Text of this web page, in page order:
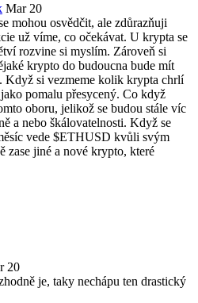
Mar 20
mohou osvědčit, ale zdůrazňuji
už víme, co očekávat. U krypta se
rozvine si myslím. Zároveň si
krypto do budoucna bude mít
Když si vezmeme kolik krypta chrlí
pomalu přesycený. Co když
oboru, jelikož se budou stále víc
a nebo škálovatelnosti. Když se
vede $ETHUSD kvůli svým
zase jiné a nové krypto, které
20
je, taky nechápu ten drastický